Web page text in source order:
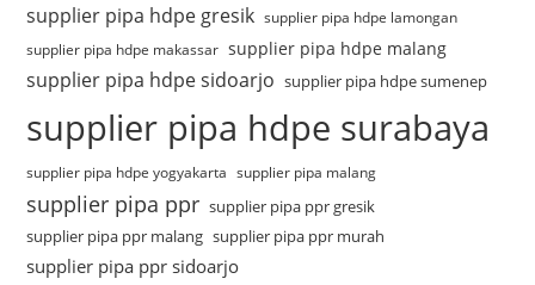
supplier pipa hdpe gresik supplier pipa hdpe lamongan
supplier pipa hdpe makassar supplier pipa hdpe malang
supplier pipa hdpe sidoarjo supplier pipa hdpe sumenep
supplier pipa hdpe surabaya
supplier pipa hdpe yogyakarta supplier pipa malang
supplier pipa ppr supplier pipa ppr gresik
supplier pipa ppr malang supplier pipa ppr murah
supplier pipa ppr sidoarjo